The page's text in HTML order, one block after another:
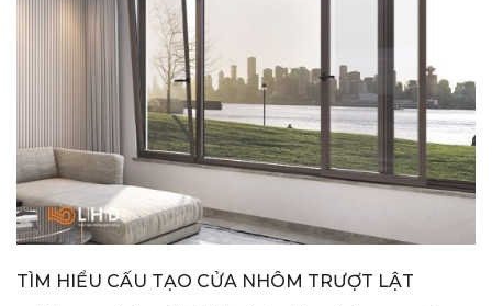
TÌM HIỂU CẤU TẠO CỬA NHÔM TRƯỢT LẬT